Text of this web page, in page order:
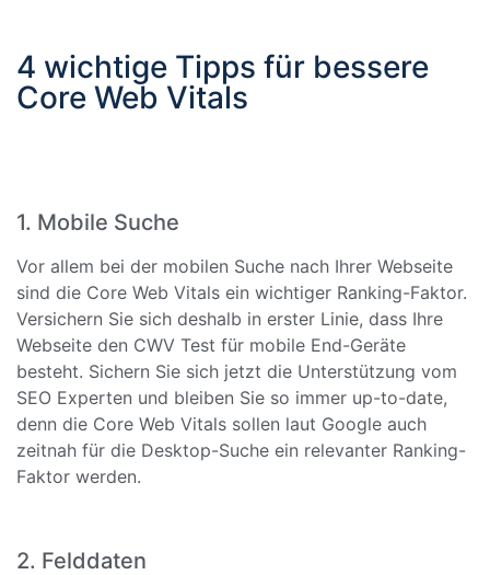
4 wichtige Tipps für bessere
Core Web Vitals
1. Mobile Suche
Vor allem bei der mobilen Suche nach Ihrer Webseite
sind die Core Web Vitals ein wichtiger Ranking-Faktor.
Versichern Sie sich deshalb in erster Linie, dass Ihre
Webseite den CWV Test für mobile End-Geräte
besteht. Sichern Sie sich jetzt die Unterstützung vom
SEO Experten und bleiben Sie so immer up-to-date,
denn die Core Web Vitals sollen laut Google auch
zeitnah für die Desktop-Suche ein relevanter Ranking-
Faktor werden.
2. Felddaten